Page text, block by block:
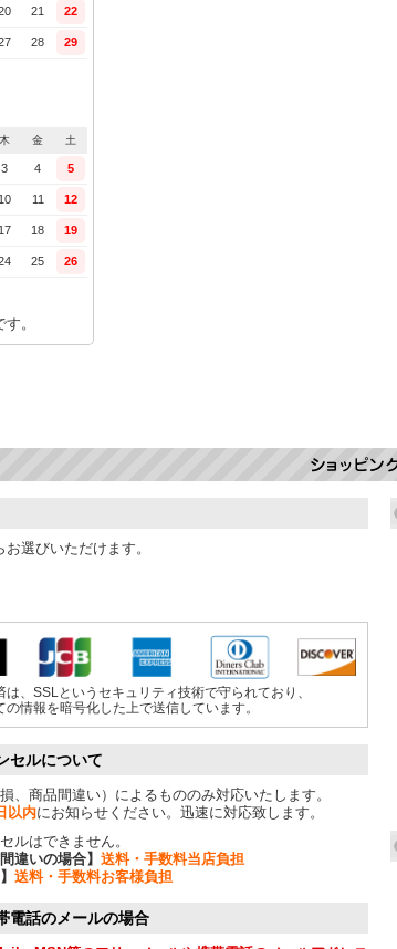
選びいただけます。
、SSLというセキュリティ技術で守られており、
情報を暗号化した上で送信しています。
セルについて
、商品間違い）によるもののみ対応いたします。
以内にお知らせください。迅速に対応致します。
ルはできません。
違いの場合】 送料・手数料当店負担
送料・手数料お客様負担
電話のメールの場合